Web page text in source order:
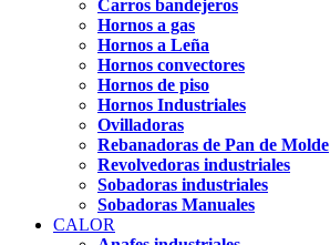
Carros bandejeros
Hornos a gas
Hornos a Leña
Hornos convectores
Hornos de piso
Hornos Industriales
Ovilladoras
Rebanadoras de Pan de Molde
Revolvedoras industriales
Sobadoras industriales
Sobadoras Manuales
CALOR